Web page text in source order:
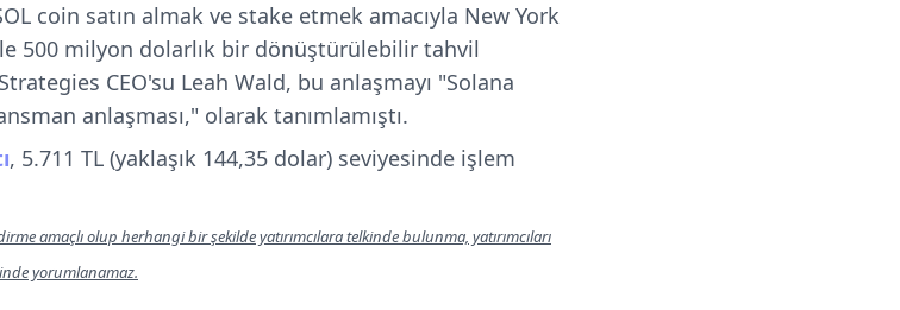
coin satın almak ve stake etmek amacıyla New York
500 milyon dolarlık bir dönüştürülebilir tahvil
CEO'su Leah Wald, bu anlaşmayı "Solana
anlaşması," olarak tanımlamıştı.
, 5.711 TL (yaklaşık 144,35 dolar) seviyesinde işlem
amaçlı olup herhangi bir şekilde yatırımcılara telkinde bulunma, yatırımcıları
yorumlanamaz.